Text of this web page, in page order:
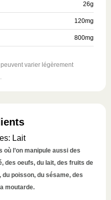
26g
120mg
800mg
varier légèrement
: Lait
l’on manipule aussi des
des oeufs, du lait, des fruits de
poisson, du sésame, des
moutarde.